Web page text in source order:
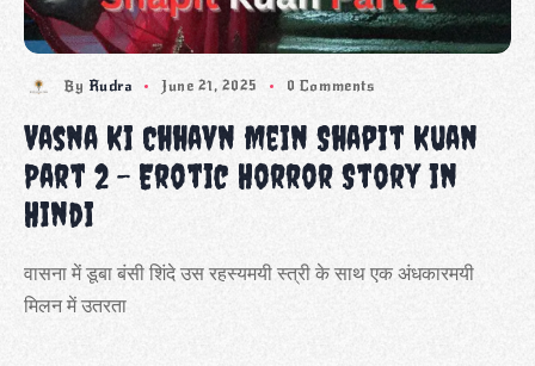
By Rudra June 21, 2025 0 Comments
Vasna Ki Chhavn Mein Shapit Kuan
Part 2 – Erotic Horror Story in
Hindi
वासना में डूबा बंसी शिंदे उस रहस्यमयी स्त्री के साथ एक अंधकारमयी
मिलन में उतरता